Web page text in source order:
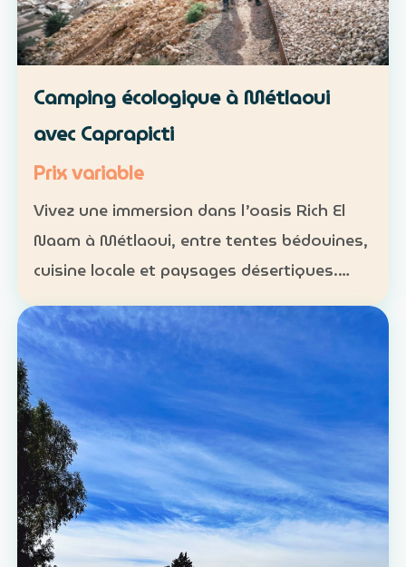
Camping écologique à Métlaoui
avec Caprapicti
Prix variable
Vivez une immersion dans l’oasis Rich El
Naam à Métlaoui, entre tentes bédouines,
cuisine locale et paysages désertiques.
Hébergement : tentes traditionnelles ou
formules sur mesure Activités : camping,
randonnées, gas…